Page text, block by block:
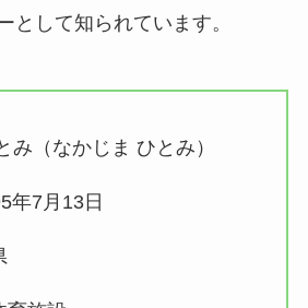
として知られています。
み（なかじま ひとみ）
年7月13日